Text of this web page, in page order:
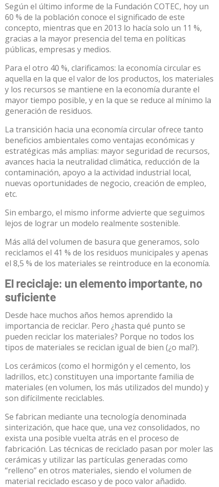
Según el último informe de la Fundación COTEC, hoy un
60 % de la población conoce el significado de este
concepto, mientras que en 2013 lo hacía solo un 11 %,
gracias a la mayor presencia del tema en políticas
públicas, empresas y medios.
Para el otro 40 %, clarificamos: la economía circulares
aquella en la que el valor de los productos, los materiales
y los recursos se mantiene en la economía durante el
mayor tiempo posible, y en la que se reduce al mínimo la
generación de residuos.
La transición hacia una economía circular ofrece tanto
beneficios ambientales como ventajas económicas y
estratégicas más amplias: mayor seguridad de recursos,
avances hacia la neutralidad climática, reducción de la
contaminación, apoyo a la actividad industrial local,
nuevas oportunidades de negocio, creación de empleo,
etc.
Sin embargo, el mismo informe advierte que seguimos
lejos de lograr un modelo realmente sostenible.
Más allá del volumen de basura que generamos, solo
reciclamos el 41 % de los residuos municipales y apenas
el 8,5 % de los materiales se reintroduce en la economía.
El reciclaje: un elemento importante, no
suficiente
Desde hace muchos años hemos aprendido la
importancia de reciclar. Pero ¿hasta qué punto se
pueden reciclar los materiales? Porque no todos los
tipos de materiales se reciclan igual de bien (¿o mal?).
Los cerámicos (como el hormigón y el cemento, los
ladrillos, etc.) constituyen una importante familia de
materiales (en volumen, los más utilizados del mundo) y
son difícilmente reciclables.
Se fabrican mediante una tecnología denominada
sinterización, que hace que, una vez consolidados, no
exista una posible vuelta atrás en el proceso de
fabricación. Las técnicas de reciclado pasan por moler las
cerámicas y utilizar las partículas generadas como
“relleno” en otros materiales, siendo el volumen de
material reciclado escaso y de poco valor añadido.